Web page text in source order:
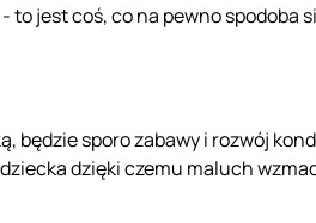
- to jest coś, co na pewno spodoba
będzie sporo zabawy i rozwój
dzięki czemu maluch